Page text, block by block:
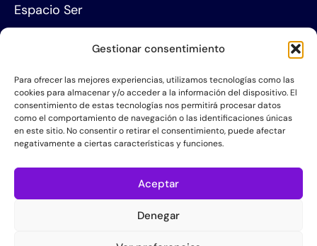
Gestionar consentimiento
Para ofrecer las mejores experiencias, utilizamos tecnologías como las
cookies para almacenar y/o acceder a la información del dispositivo. El
consentimiento de estas tecnologías nos permitirá procesar datos
como el comportamiento de navegación o las identificaciones únicas
en este sitio. No consentir o retirar el consentimiento, puede afectar
negativamente a ciertas características y funciones.
Aceptar
Denegar
Espacio Ser
Proyección social
Hazte socio
Grupos de Servicio